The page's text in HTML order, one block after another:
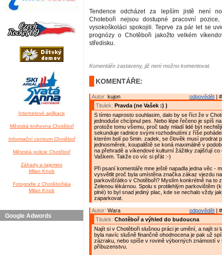
Internetové aplikace
Městská knihovna Chotěboř
Informační centrum Chotěboř
Městská policie Chotěboř
Záhady a tajemno
Milan Knob
Fotografie z Chotěbořska
Milan Knob
Google Adwords
Tendence odcházet za lepším jistě není
Choteboři nejsou dostupné pracovní
vysokoškoláci spokojili. Teprve za pár let se
prognózy o Chotěboři jakožto velkém
středisku.
Komentáře zastaveny, již není možno komentovat.
KOMENTÁŘE:
odpovědět |
Autor: kujon
Titulek: Pravda (ne Vašek :) )
S tímto naprosto souhlasim, dalo by se říct že v
jednoduše chcípnul pes. Nebo lépe řečeno je spíš
protože tomu všemu, proč tady mladí lidé být
sekunduje radnice svými rozhodnutími z říše
kterém bolí po 5min. zadek, se člověk musí prodrat
jednosměrek, koupaliště se koná maximálně v
na přehradě a víkendové kulturní žážitky zajišťují
Vaškem. Takže co víc si přát :-)
Při psaní komentáře mne ještě napadla jedna věc -
vysvětlit proč byla umístěna značka zákaz vjezdu
parkovišťátko v Chotěboři? Myslím konkrétně na to
Zelenou lékárnou. Spolu s protilehlým parkovištěm
plné) to byl snad jediný plac, kde se nechalo vždy
zaparkovat.
odpovědět |
Autor: Wara
Titulek: Chotěboř a výhled do budoucna
Najít si v Chotěboři slušnou práci je umění, a najít si
byla navíc slušně finančně ohodnocena je pak už
zázraku, nebo spíše v rovině výborných známostí v
příbuzenstvu.